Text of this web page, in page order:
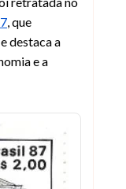
, que
destaca a
e a